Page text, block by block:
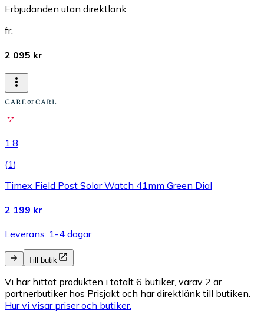
Erbjudanden utan direktlänk
fr.
2 095 kr
1.8
(1)
Timex Field Post Solar Watch 41mm Green Dial
2 199 kr
Leverans: 1-4 dagar
Till butik
Vi har hittat produkten i totalt 6 butiker, varav 2 är
partnerbutiker hos Prisjakt och har direktlänk till butiken.
Hur vi visar priser och butiker.